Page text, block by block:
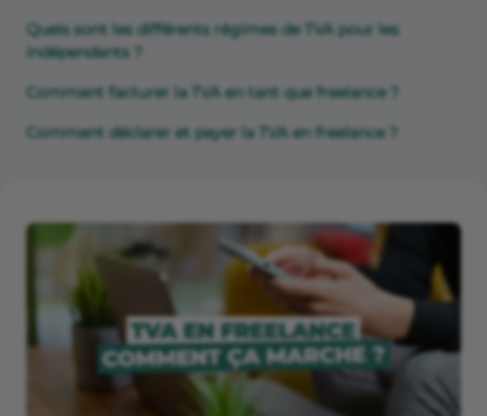
Quels sont les différents régimes de TVA pour les
indépendants ?
Comment facturer la TVA en tant que freelance ?
Comment déclarer et payer la TVA en freelance ?